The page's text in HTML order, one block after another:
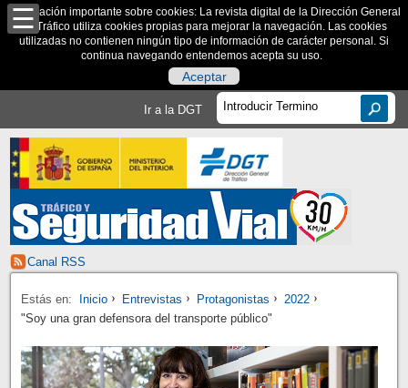
Información importante sobre cookies: La revista digital de la Dirección General
de Tráfico utiliza cookies propias para mejorar la navegación. Las cookies
utilizadas no contienen ningún tipo de información de carácter personal. Si
continua navegando entendemos acepta su uso.
Aceptar
Ir a la DGT
Canal RSS
Estás en: Inicio Entrevistas Protagonistas
2022
"Soy una gran defensora del transporte público"